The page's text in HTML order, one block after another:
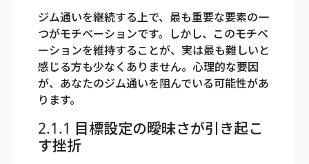
ジム通いを継続する上で、最も重要な要素の一
つがモチベーションです。しかし、このモチベ
ーションを維持することが、実は最も難しいと
感じる方も少なくありません。心理的な要因
が、あなたのジム通いを阻んでいる可能性があ
ります。
2.1.1 目標設定の曖昧さが引き起こ
す挫折